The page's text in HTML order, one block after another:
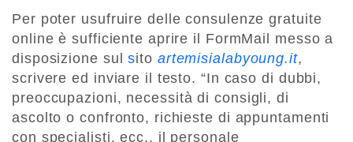
Per poter usufruire delle consulenze gratuite
online è sufficiente aprire il FormMail messo a
disposizione sulsito artemisialabyoung.it,
scrivere ed inviare il testo. “In caso di dubbi,
preoccupazioni, necessità di consigli, di
ascolto o confronto, richieste di appuntamenti
con specialisti, ecc., il personale